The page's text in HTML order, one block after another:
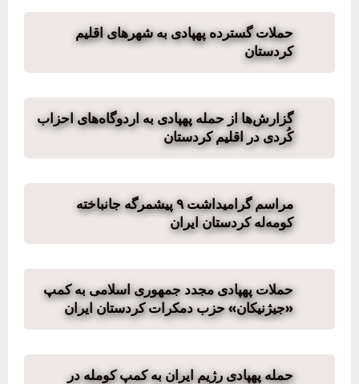
حملات گسترده پهپادی به شهرهای اقلیم
کردستان
گزارش‌ها از حمله پهپادی به اردوگاه‌های احزاب
کُردی در اقلیم کردستان
مراسم گرامیداشت ۹ پیشمرگه جانباخته
کومه‌له کردستان ایران
حملات پهپادی مجدد جمهوری اسلامی به کمپ
«جیژنیکان» حزب دمکرات کردستان ایران
حمله پهپادی رژیم ایران به کمپ کومله در